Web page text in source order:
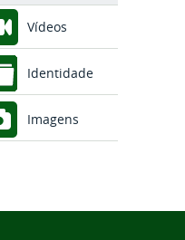
Vídeos
Identidade
Imagens